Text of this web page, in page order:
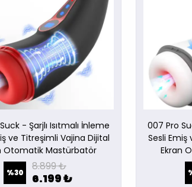
- Şarjlı Isıtmalı İnleme
ve Titreşimli Vajina Dijital
Otomatik Mastürbatör
%30 8.899 ₺
6.199 ₺
007 Pro
Sesli
Ekran